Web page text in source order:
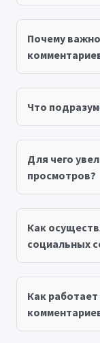
Почему
Что
Для чего
просмотров?
Как
социальных
Как